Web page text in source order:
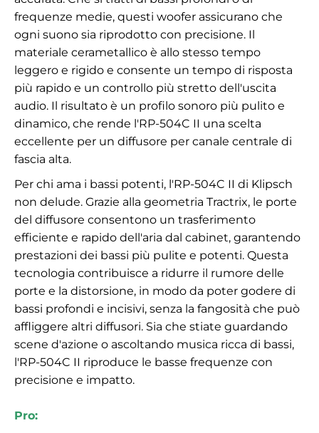
frequenze medie, questi woofer assicurano che
ogni suono sia riprodotto con precisione. Il
materiale cerametallico è allo stesso tempo
leggero e rigido e consente un tempo di risposta
più rapido e un controllo più stretto dell'uscita
audio. Il risultato è un profilo sonoro più pulito e
dinamico, che rende l'RP-504C II una scelta
eccellente per un diffusore per canale centrale di
fascia alta.
Per chi ama i bassi potenti, l'RP-504C II di Klipsch
non delude. Grazie alla geometria Tractrix, le porte
del diffusore consentono un trasferimento
efficiente e rapido dell'aria dal cabinet, garantendo
prestazioni dei bassi più pulite e potenti. Questa
tecnologia contribuisce a ridurre il rumore delle
porte e la distorsione, in modo da poter godere di
bassi profondi e incisivi, senza la fangosità che può
affliggere altri diffusori. Sia che stiate guardando
scene d'azione o ascoltando musica ricca di bassi,
l'RP-504C II riproduce le basse frequenze con
precisione e impatto.
Pro: